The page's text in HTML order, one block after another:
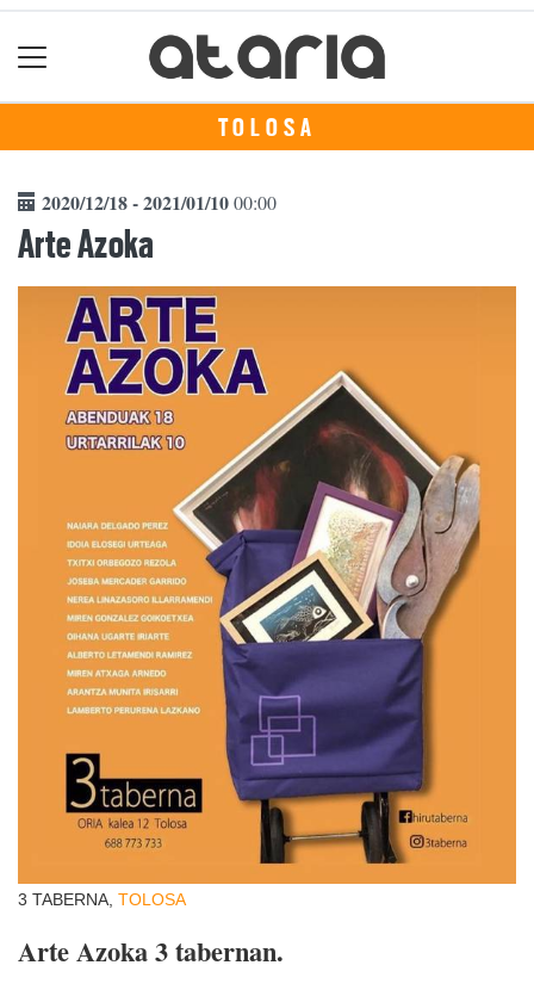
TOLOSA
2020/12/18 - 2021/01/1000:00
Arte Azoka
3 TABERNA, TOLOSA
Arte Azoka 3 tabernan.